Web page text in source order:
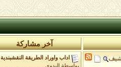
آخر مشاركة
اداب واوراد الطريقة النقشبندية
بواسطة
البدوي